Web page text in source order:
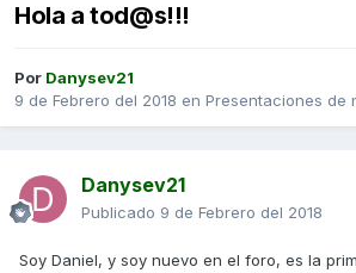
Hola a tod@s!!!
Por Danysev21
9 de Febrero del 2018 en Presentaciones de
Danysev21
Publicado 9 de Febrero del 2018
Soy Daniel, y soy nuevo en el foro, es la